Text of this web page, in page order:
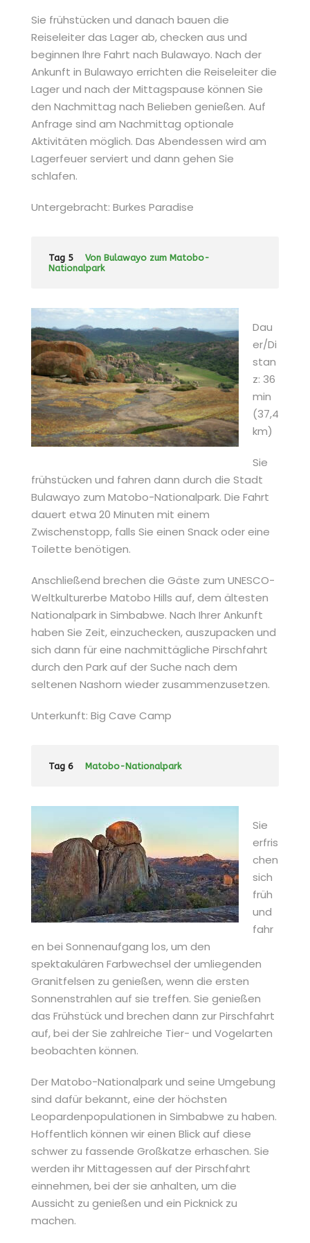
Sie frühstücken und danach bauen die
Reiseleiter das Lager ab, checken aus und
beginnen Ihre Fahrt nach Bulawayo. Nach der
Ankunft in Bulawayo errichten die Reiseleiter die
Lager und nach der Mittagspause können Sie
den Nachmittag nach Belieben genießen. Auf
Anfrage sind am Nachmittag optionale
Aktivitäten möglich. Das Abendessen wird am
Lagerfeuer serviert und dann gehen Sie
schlafen.
Untergebracht: Burkes Paradise
Tag 5
Von Bulawayo zum Matobo-
Nationalpark
Dau
er/Di
stan
z: 36
min
(37,4
km)
Sie
frühstücken und fahren dann durch die Stadt
Bulawayo zum Matobo-Nationalpark. Die Fahrt
dauert etwa 20 Minuten mit einem
Zwischenstopp, falls Sie einen Snack oder eine
Toilette benötigen.
Anschließend brechen die Gäste zum UNESCO-
Weltkulturerbe Matobo Hills auf, dem ältesten
Nationalpark in Simbabwe. Nach Ihrer Ankunft
haben Sie Zeit, einzuchecken, auszupacken und
sich dann für eine nachmittägliche Pirschfahrt
durch den Park auf der Suche nach dem
seltenen Nashorn wieder zusammenzusetzen.
Unterkunft: Big Cave Camp
Tag 6 Matobo-Nationalpark
Sie
erfris
chen
sich
früh
und
fahr
en bei Sonnenaufgang los, um den
spektakulären Farbwechsel der umliegenden
Granitfelsen zu genießen, wenn die ersten
Sonnenstrahlen auf sie treffen. Sie genießen
das Frühstück und brechen dann zur Pirschfahrt
auf, bei der Sie zahlreiche Tier- und Vogelarten
beobachten können.
Der Matobo-Nationalpark und seine Umgebung
sind dafür bekannt, eine der höchsten
Leopardenpopulationen in Simbabwe zu haben.
Hoffentlich können wir einen Blick auf diese
schwer zu fassende Großkatze erhaschen. Sie
werden ihr Mittagessen auf der Pirschfahrt
einnehmen, bei der sie anhalten, um die
Aussicht zu genießen und ein Picknick zu
machen.